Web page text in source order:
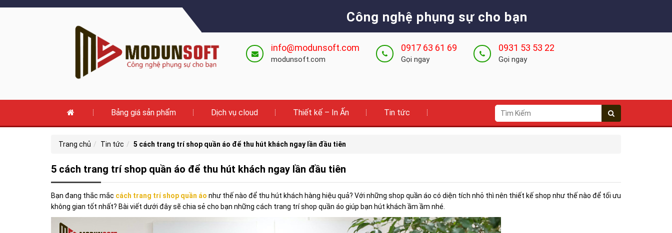
Công nghệ phụng sự cho bạn
info@modunsoft.com
modunsoft.com
0917 63 61 69
Gọi ngay
0931 53 53 22
Gọi ngay
Bảng giá sản phẩm Dịch vụ cloud Thiết kế – In Ấn Tin tức
Trang chủ Tin tức 5 cách trang trí shop quần áo để thu hút khách ngay lần đầu tiên
5 cách trang trí shop quần áo để thu hút khách ngay lần đầu tiên
Bạn đang thắc mắc cách trang trí shop quần áo như thế nào để thu hút khách hàng hiệu quả? Với những shop quần áo có diện tích nhỏ thì nên thiết kế shop như thế nào để tối ưu
không gian tốt nhất? Bài viết dưới đây sẽ chia sẻ cho bạn những cách trang trí shop quần áo giúp bạn hút khách ầm ầm nhé.